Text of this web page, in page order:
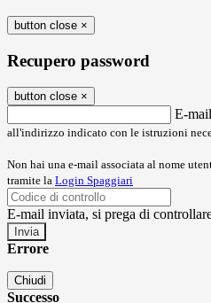
button close ×
Recupero password
button close ×
E-mail
all'indirizzo indicato con le istruzioni
Non hai una e-mail associata al nome
tramite la Login Spaggiari
E-mail inviata, si prega di
Errore
Chiudi
Successo